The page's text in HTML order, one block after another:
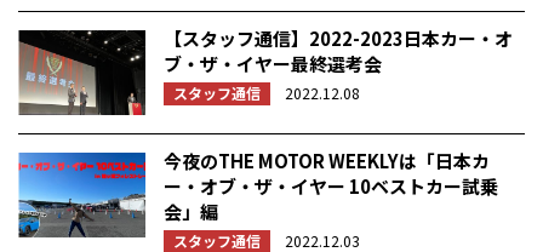
【スタッフ通信】2022-2023日本カー・オ
ブ・ザ・イヤー最終選考会
スタッフ通信 2022.12.08
今夜のTHE MOTOR WEEKLYは「日本カ
ー・オブ・ザ・イヤー 10ベストカー試乗
会」編
スタッフ通信 2022.12.03